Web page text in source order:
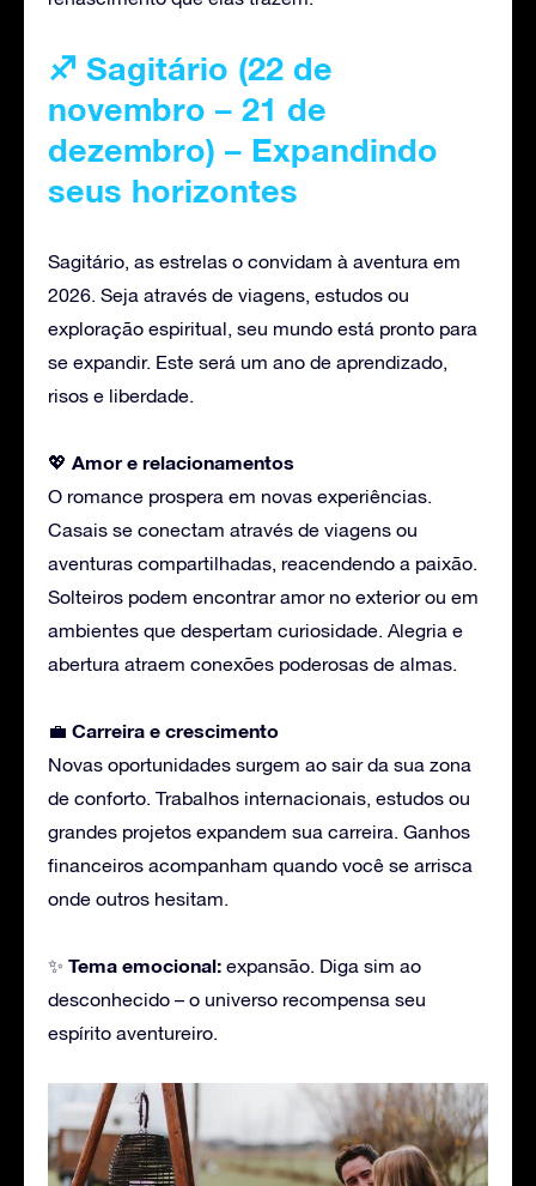
♐ Sagitário (22 de
novembro – 21 de
dezembro) – Expandindo
seus horizontes
Sagitário, as estrelas o convidam à aventura em
2026. Seja através de viagens, estudos ou
exploração espiritual, seu mundo está pronto para
se expandir. Este será um ano de aprendizado,
risos e liberdade.
💖 Amore relacionamentos
O romance prospera em novas experiências.
Casais se conectam através de viagens ou
aventuras compartilhadas, reacendendo a paixão.
Solteiros podem encontrar amor no exterior ou em
ambientes que despertam curiosidade. Alegria e
abertura atraem conexões poderosas de almas.
💼 Carreira e crescimento
Novas oportunidades surgem ao sair da sua zona
de conforto. Trabalhos internacionais, estudos ou
grandes projetos expandem sua carreira. Ganhos
financeiros acompanham quando você se arrisca
onde outros hesitam.
✨ Tema emocional: expansão. Diga sim ao
desconhecido – o universo recompensa seu
espírito aventureiro.